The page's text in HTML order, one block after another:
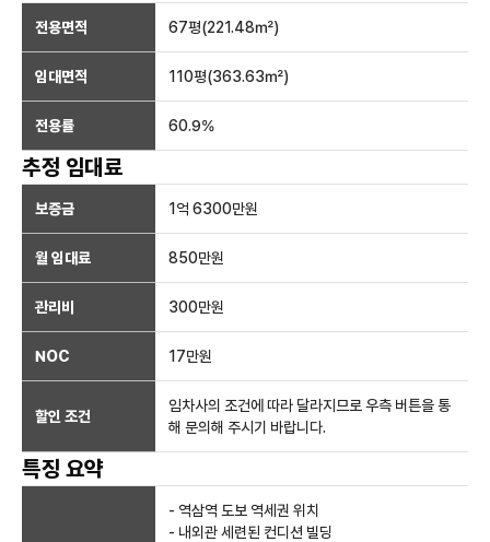
전용면적 67평(221.48㎡)
임대면적 110평(363.63㎡)
전용률 60.9%
추정 임대료
보증금 1억 6300만원
월 임대료 850만원
관리비 300만원
NOC 17만원
할인 조건
임차사의 조건에 따라 달라지므로 우측 버튼을 통
해 문의해 주시기 바랍니다.
특징 요약
- 역삼역 도보 역세권 위치
- 내외관 세련된 컨디션 빌딩